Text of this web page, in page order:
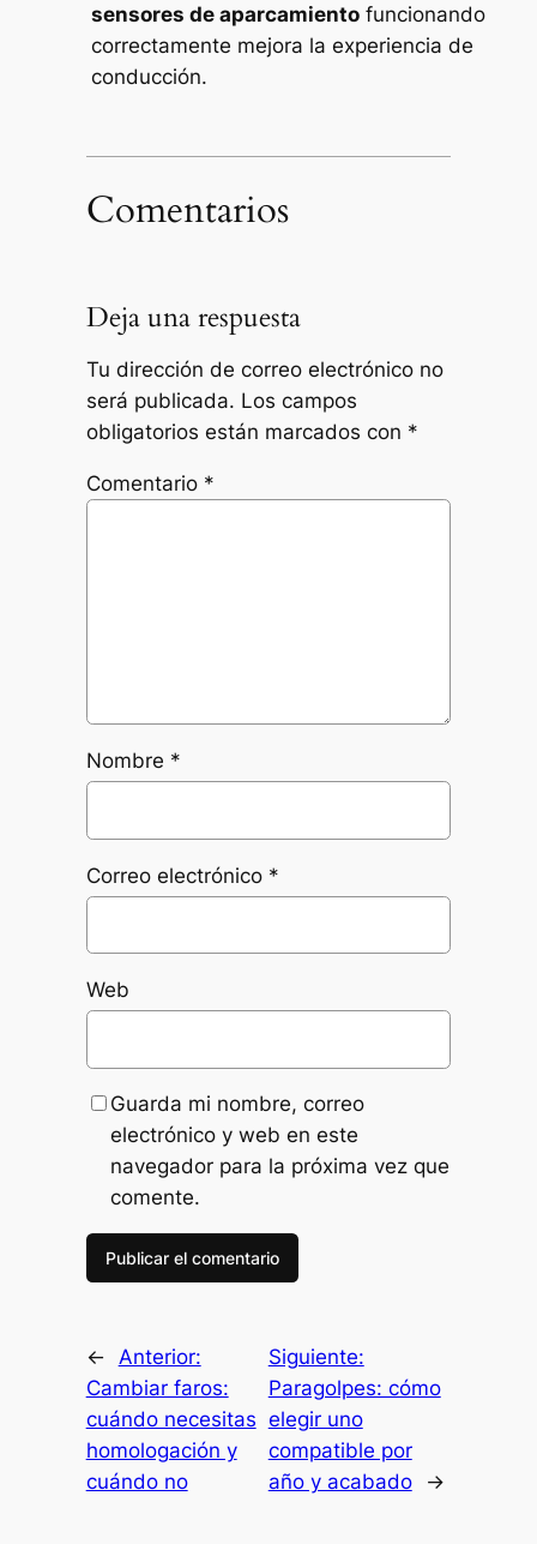
sensores de aparcamientofuncionando
correctamente mejora la experiencia de
conducción.
Comentarios
Deja una respuesta
Tu dirección de correo electrónico no
será publicada. Los campos
obligatorios están marcados con *
Comentario *
Nombre *
Correo electrónico *
Web
Guarda mi nombre, correo
electrónico y web en este
navegador para la próxima vez que
comente.
←
Anterior:
Cambiar faros:
cuándo necesitas
homologación y
cuándo no
Siguiente:
Paragolpes: cómo
elegir uno
compatible por
año y acabado
→